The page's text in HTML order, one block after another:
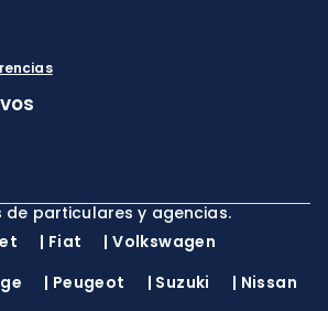
de particulares y agencias.
| Fiat |Volkswagen
| Peugeot | Suzuki | Nissan